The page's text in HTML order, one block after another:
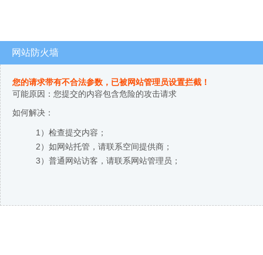
网站防火墙
您的请求带有不合法参数，已被网站管理员设置拦截！
可能原因：您提交的内容包含危险的攻击请求
如何解决：
1）检查提交内容；
2）如网站托管，请联系空间提供商；
3）普通网站访客，请联系网站管理员；